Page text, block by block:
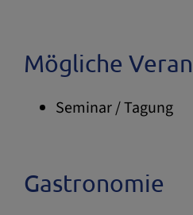
Mögliche
Seminar / Tagung
Gastronomie